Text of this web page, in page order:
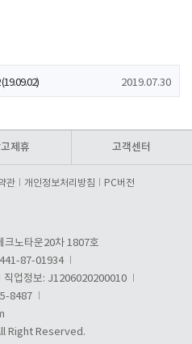
2019.07.30
제휴 고객센터
관 개인정보처리방침 PC버전
크노타운20차 1807호
87-01934
직업정보: J1206020200010
8487
Right Reserved.